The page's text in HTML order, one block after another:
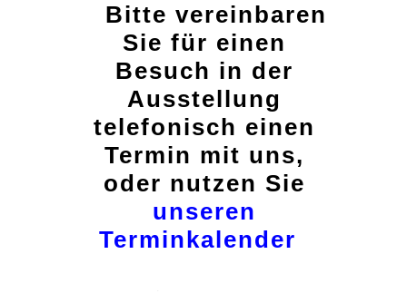
Bitte vereinbaren
Sie für einen
Besuch in der
Ausstellung
telefonisch einen
Termin mit uns,
oder nutzen Sie
unseren
Terminkalender